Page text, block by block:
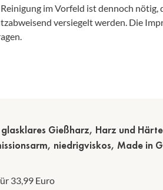
im Vorfeld ist dennoch nötig,
versiegelt werden. Die
Gießharz, Harz und
niedrigviskos, Made in
33,99 Euro